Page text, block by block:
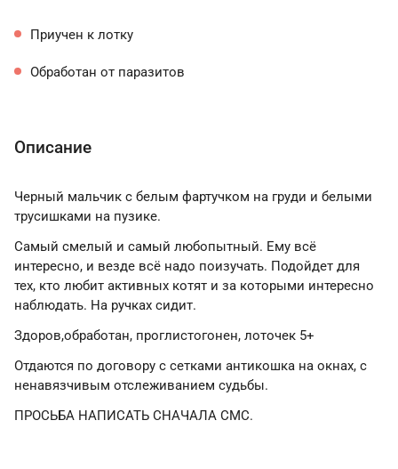
Приучен к лотку
Обработан от паразитов
Описание
Черный мальчик с белым фартучком на груди и белыми
трусишками на пузике.
Самый смелый и самый любопытный. Ему всё
интересно, и везде всё надо поизучать. Подойдет для
тех, кто любит активных котят и за которыми интересно
наблюдать. На ручках сидит.
Здоров,обработан, проглистогонен, лоточек 5+
Отдаются по договору с сетками антикошка на окнах, с
ненавязчивым отслеживанием судьбы.
ПРОСЬБА НАПИСАТЬ СНАЧАЛА СМС.